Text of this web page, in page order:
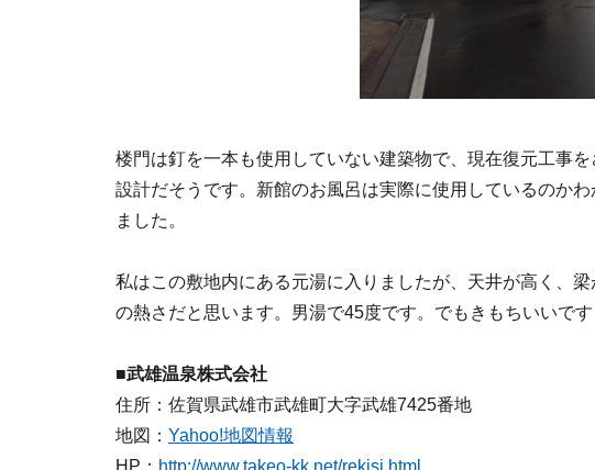
楼門は釘を一本も使用していない建築物で、現在復元工事
設計だそうです。新館のお風呂は実際に使用しているのか
ました。
私はこの敷地内にある元湯に入りましたが、天井が高く、
の熱さだと思います。男湯で45度です。でもきもちいいです
■武雄温泉株式会社
住所：佐賀県武雄市武雄町大字武雄7425番地
地図： Yahoo!地図情報
HP： http://www.takeo-kk.net/rekisi.html